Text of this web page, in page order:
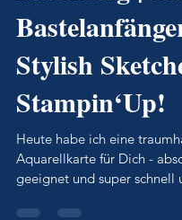
Anleitung |
Stylish
Stampin‘Up!
Heute habe ich eine